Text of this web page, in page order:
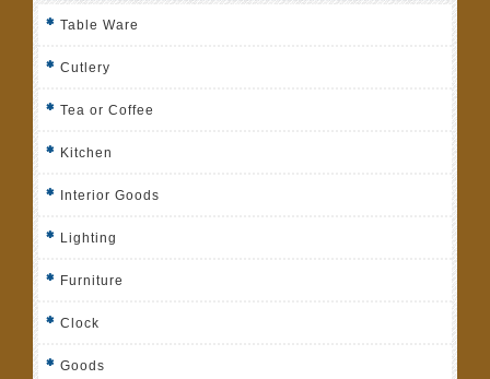
Table Ware
Cutlery
Tea or Coffee
Kitchen
Interior Goods
Lighting
Furniture
Clock
Goods